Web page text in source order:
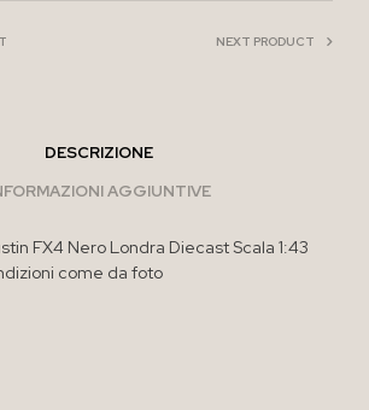
NEXT PRODUCT
DESCRIZIONE
AGGIUNTIVE
FX4 Nero Londra Diecast Scala 1:43
come da foto